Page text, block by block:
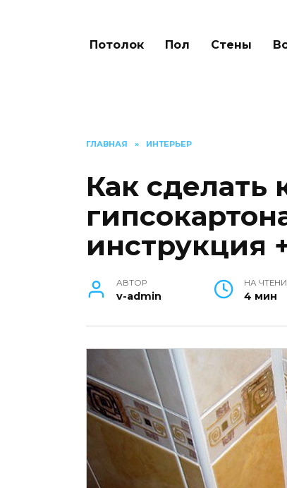
Потолок Пол Стены
ГЛАВНАЯ » ИНТЕРЬЕР
Как сделать
инструкция
АВТОР
v-admin
НА
4 мин